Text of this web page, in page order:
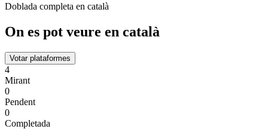
Doblada completa en català
On es pot veure en català
Votar plataformes
4
Mirant
0
Pendent
0
Completada